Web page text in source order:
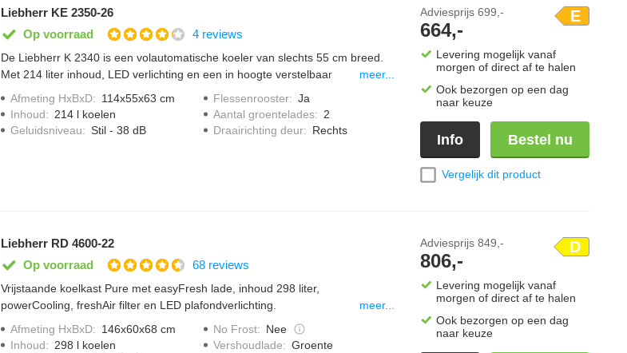
Liebherr KE 2350-26
Op voorraad
4 reviews
De Liebherr K 2340 is een volautomatische koeler van slechts 55 cm breed.
Met 214 liter inhoud, LED verlichting en een in hoogte verstelbaar
verstelbaar en voorzien van uitneembare gehard glazen bodem.
meer...
Afmeting HxBxD: 114x55x63 cm
Inhoud: 214 l koelen
Geluidsniveau: Stil - 38 dB
Flessenrooster: Ja
Aantal groentelades: 2
Draairichting deur: Rechts
E
Adviesprijs 699,-
664,-
Levering mogelijk vanaf
morgen of direct af te halen
Ook bezorgen op een dag
naar keuze
Info Bestel nu
Vergelijk dit product
Liebherr RD 4600-22
Op voorraad
68 reviews
Vrijstaande koelkast Pure met easyFresh lade, inhoud 298 liter,
powerCooling, freshAir filter en LED plafondverlichting.
meer...
Afmeting HxBxD: 146x60x68 cm
Inhoud: 298 l koelen
No Frost: Nee
Vershoudlade: Groente
D
Adviesprijs 849,-
806,-
Levering mogelijk vanaf
morgen of direct af te halen
Ook bezorgen op een dag
naar keuze